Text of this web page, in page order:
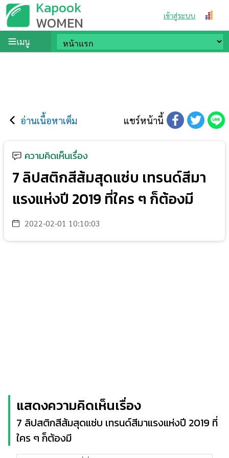
Kapook
WOMEN เข้าสู่ระบบ
เมนู
อ่านเนื้อหาเต็ม แชร์หน้านี้
ความคิดเห็นเรื่อง
7 ลิปสติกสีส้มสุดแซ่บ เทรนด์สีมา
แรงแห่งปี 2019 ที่ใคร ๆ ก็ต้องมี
2022-02-01 10:10:03
แสดงความคิดเห็นเรื่อง
7 ลิปสติกสีส้มสุดแซ่บ เทรนด์สีมาแรงแห่งปี 2019 ที่
ใคร ๆ ก็ต้องมี